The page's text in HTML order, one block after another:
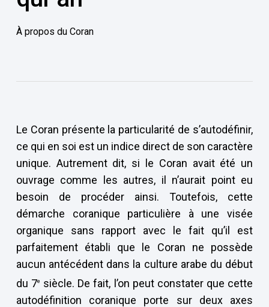
À propos du Coran
Le Coran présente la particularité de s’autodéfinir,
ce qui en soi est un indice direct de son caractère
unique. Autrement dit, si le Coran avait été un
ouvrage comme les autres, il n’aurait point eu
besoin de procéder ainsi. Toutefois, cette
démarche coranique particulière à une visée
organique sans rapport avec le fait qu’il est
parfaitement établi que le Coran ne possède
aucun antécédent dans la culture arabe du début
du 7e
siècle. De fait, l’on peut constater que cette
autodéfinition coranique porte sur deux axes